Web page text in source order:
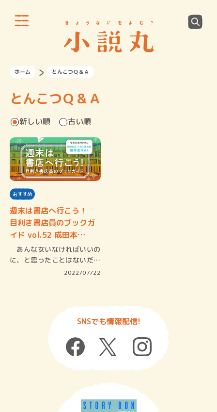
ホーム とんこつＱ＆Ａ
とんこつＱ＆Ａ
新しい順 古い順
おすすめ
週末は書店へ行こう！
目利き書店員のブックガ
イド vol.52 成田本…
あんな女いなければいいの
に、と思ったことはないだろ
2022/07/22
SNSでも情報配信!